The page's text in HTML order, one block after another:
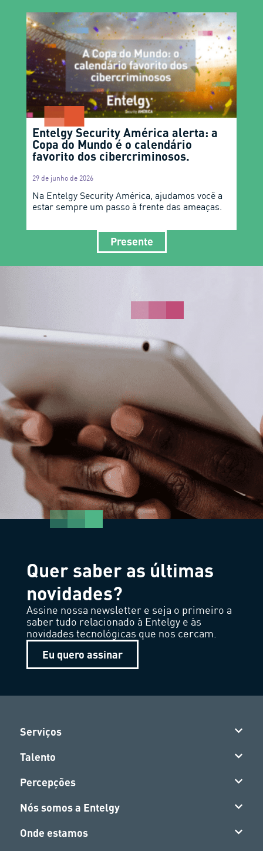
Entelgy Security América alerta: a
Copa do Mundo é o calendário
favorito dos cibercriminosos.
29 de junho de 2026
Na Entelgy Security América, ajudamos você a
estar sempre um passo à frente das ameaças.
Presente
Quer saber as últimas
novidades?
Assine nossa newsletter e seja o primeiro a
saber tudo relacionado à Entelgy e às
novidades tecnológicas que nos cercam.
Eu quero assinar
Serviços
Talento
Percepções
Nós somos a Entelgy
Onde estamos